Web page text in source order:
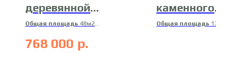
деревянной
бани 13-Б-8
Общая площадь 48м2
профилированный брус
768 000 р.
каменного
дома 26-К-3
Общая площадь